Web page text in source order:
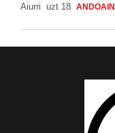
Aiurri uzt 18 ANDOAIN